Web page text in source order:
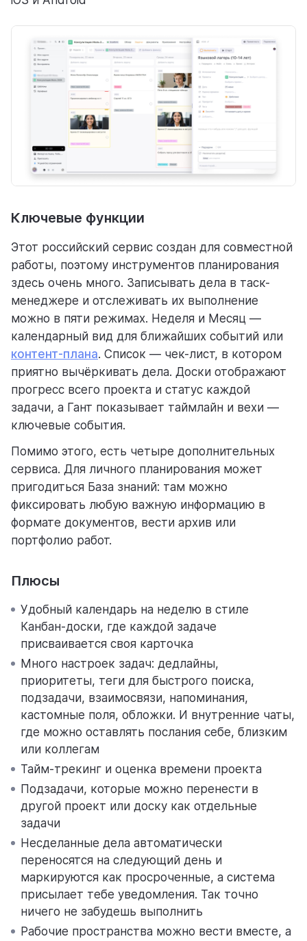
Ключевые функции
Этот российский сервис создан для совместной
работы, поэтому инструментов планирования
здесь очень много. Записывать дела в таск-
менеджере и отслеживать их выполнение
можно в пяти режимах. Неделя и Месяц —
календарный вид для ближайших событий или
контент-плана. Список — чек-лист, в котором
приятно вычёркивать дела. Доски отображают
прогресс всего проекта и статус каждой
задачи, а Гант показывает таймлайн и вехи —
ключевые события.
Помимо этого, есть четыре дополнительных
сервиса. Для личного планирования может
пригодиться База знаний: там можно
фиксировать любую важную информацию в
формате документов, вести архив или
портфолио работ.
Плюсы
Удобный календарь на неделю в стиле
Канбан-доски, где каждой задаче
присваивается своя карточка
Много настроек задач: дедлайны,
приоритеты, теги для быстрого поиска,
подзадачи, взаимосвязи, напоминания,
кастомные поля, обложки. И внутренние чаты,
где можно оставлять послания себе, близким
или коллегам
Тайм-трекинг и оценка времени проекта
Подзадачи, которые можно перенести в
другой проект или доску как отдельные
задачи
Несделанные дела автоматически
переносятся на следующий день и
маркируются как просроченные, а система
присылает тебе уведомления. Так точно
ничего не забудешь выполнить
Рабочие пространства можно вести вместе, а